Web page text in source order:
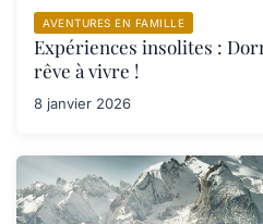
AVENTURES EN FAMILLE
Expériences insolites :
rêve à vivre !
8 janvier 2026